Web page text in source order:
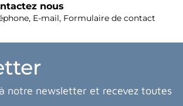
nous
E-mail, Formulaire de contact
notre newsletter et recevez toutes